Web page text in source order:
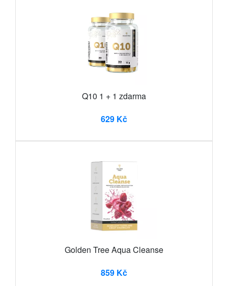
Q10 1 + 1 zdarma
629 Kč
Golden Tree Aqua Cleanse
859 Kč